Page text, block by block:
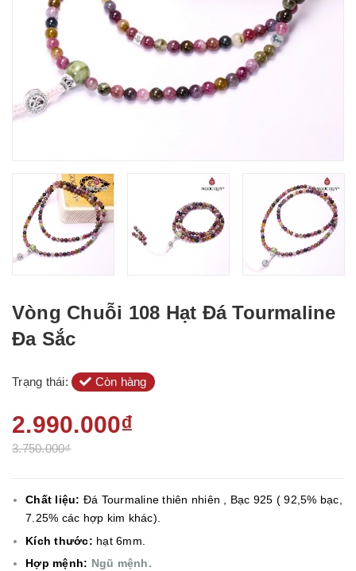
Vòng Chuỗi 108 Hạt Đá Tourmaline
Đa Sắc
Trạng thái: Còn hàng
2.990.000₫
3.750.000₫
Chất liệu: Đá Tourmaline thiên nhiên , Bạc 925 ( 92,5% bạc,
7.25% các hợp kim khác).
Kích thước: hạt 6mm.
Hợp mệnh: Ngũ mệnh.